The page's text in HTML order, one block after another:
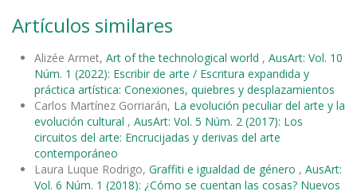
Artículos similares
Alizée Armet, Art of the technological world , AusArt: Vol. 10
Núm. 1 (2022): Escribir de arte / Escritura expandida y
práctica artística: Conexiones, quiebres y desplazamientos
Carlos Martínez Gorriarán, La evolución peculiar del arte y la
evolución cultural , AusArt: Vol. 5 Núm. 2 (2017): Los
circuitos del arte: Encrucijadas y derivas del arte
contemporáneo
Laura Luque Rodrigo, Graffiti e igualdad de género , AusArt:
Vol. 6 Núm. 1 (2018): ¿Cómo se cuentan las cosas? Nuevos